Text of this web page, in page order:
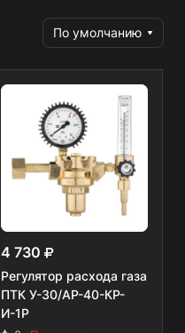
По умолчанию
4 730
Регулятор расхода газа
ПТК У-30/АР-40-КР-
И-1Р